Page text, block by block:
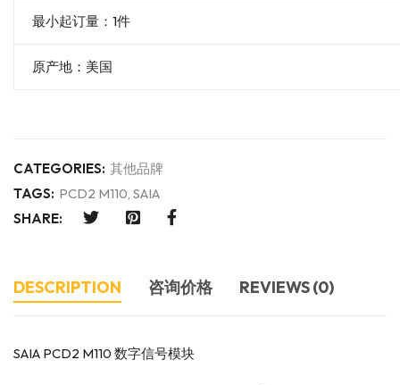
最小起订量：1件
原产地：美国
CATEGORIES: 其他品牌
TAGS: PCD2 M110, SAIA
SHARE:
DESCRIPTION 咨询价格 REVIEWS (0)
SAIA PCD2 M110 数字信号模块